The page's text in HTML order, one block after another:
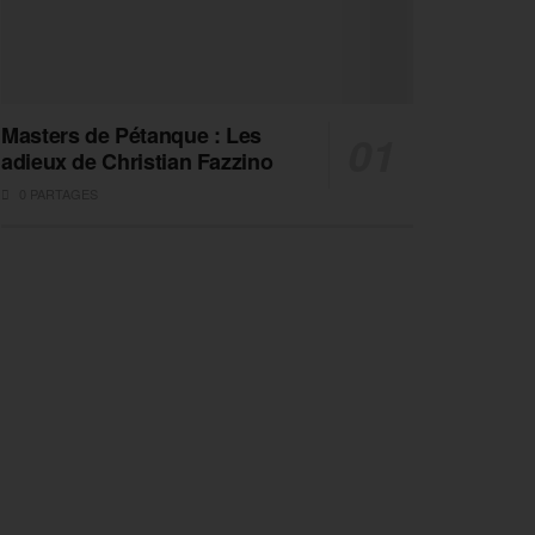
Masters de Pétanque : Les
adieux de Christian Fazzino